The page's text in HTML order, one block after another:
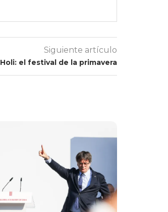
Siguiente artículo
Holi: el festival de la primavera